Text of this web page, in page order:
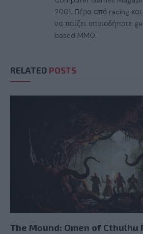
2001. Πέρα από racing
να παίζει οποιοδήποτε
based MMO.
RELATED POSTS
The Mound: Omen of Cthulhu